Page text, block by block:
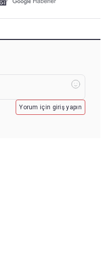
Yorum için giriş yapın